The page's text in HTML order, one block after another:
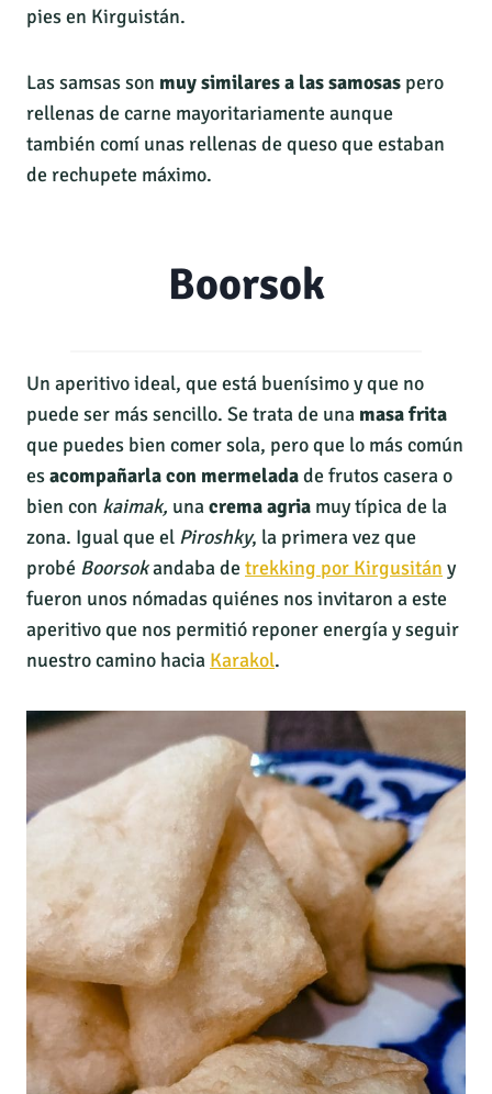
pies en Kirguistán.
Las samsas son muy similares a las samosas pero
rellenas de carne mayoritariamente aunque
también comí unas rellenas de queso que estaban
de rechupete máximo.
Boorsok
Un aperitivo ideal, que está buenísimo y que no
puede ser más sencillo. Se trata de una masa frita
que puedes bien comer sola, pero que lo más común
esacompañarla con mermeladade frutos casera o
bien con kaimak, unacrema agria muy típica de la
zona. Igual que el Piroshky, la primera vez que
probé Boorsokandaba de trekking por Kirgusitán y
fueron unos nómadas quiénes nos invitaron a este
aperitivo que nos permitió reponer energía y seguir
nuestro camino hacia Karakol.